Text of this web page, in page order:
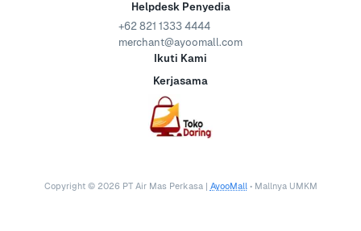
Helpdesk Penyedia
+62 821 1333 4444
merchant@ayoomall.com
Ikuti Kami
Kerjasama
Copyright © 2026 PT Air Mas Perkasa | AyooMall • Mallnya UMKM